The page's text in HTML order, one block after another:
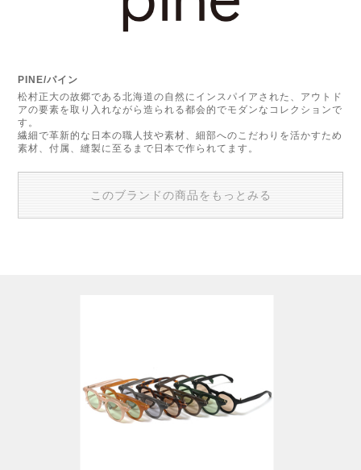
PINE/パイン
松村正大の故郷である北海道の自然にインスパイアされた、アウトド
アの要素を取り入れながら造られる都会的でモダンなコレクションで
す。
繊細で革新的な日本の職人技や素材、細部へのこだわりを活かすため
素材、付属、縫製に至るまで日本で作られてます。
このブランドの商品をもっとみる